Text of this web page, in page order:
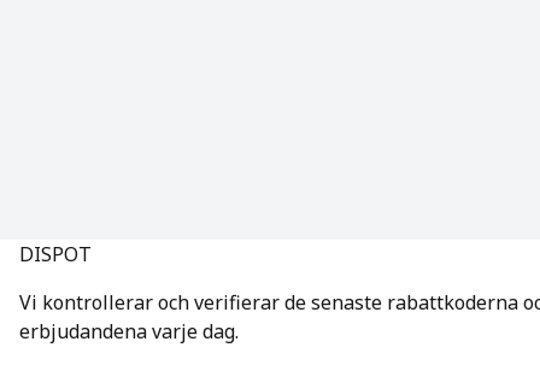
DISPOT
Vi kontrollerar och verifierar de senaste rabattkoderna
erbjudandena varje dag.